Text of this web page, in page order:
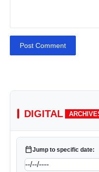
Post Comment
DIGITAL
calendar_todayJump to specific date: